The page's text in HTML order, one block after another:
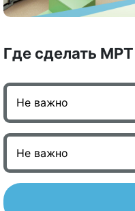
Где сделать